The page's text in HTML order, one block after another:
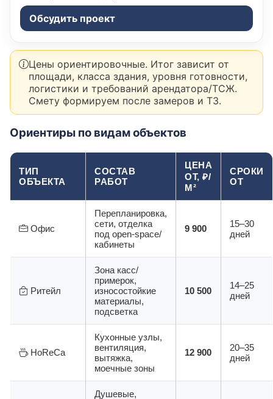
Обсудить проект
Цены ориентировочные. Итог зависит от
площади, класса здания, уровня готовности,
логистики и требований арендатора/ТСЖ.
Смету формируем после замеров и ТЗ.
Ориентиры по видам объектов
ТИП
ОБЪЕКТА
СОСТАВ
РАБОТ
ЦЕНА
ОТ, ₽/
М²
СРОКИ
ОТ
Офис
Перепланировка,
сети, отделка
под open-space/
кабинеты
9 900
15–30
дней
Ритейл
Зона касс/
примерок,
износостойкие
материалы,
подсветка
10 500
14–25
дней
HoReCa
Кухонные узлы,
вентиляция,
вытяжка,
моечные зоны
12 900
20–35
дней
Душевые,